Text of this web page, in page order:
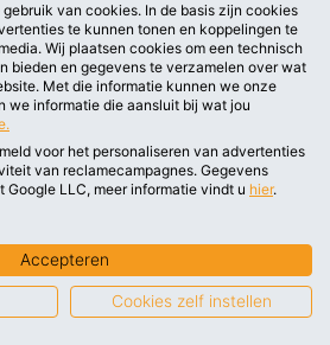
cookieverklaring
van cookies. In de basis zijn cookies
te kunnen tonen en koppelingen te
Wij plaatsen cookies om een technisch
bieden en gegevens te verzamelen over wat
Met die informatie kunnen we onze
we informatie die aansluit bij wat jou
voor het personaliseren van advertenties
van reclamecampagnes. Gegevens
Google LLC, meer informatie vindt u hier.
Accepteren
Cookies zelf instellen